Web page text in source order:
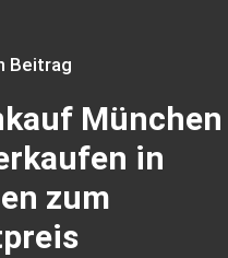
Beitrag
München
in
zum